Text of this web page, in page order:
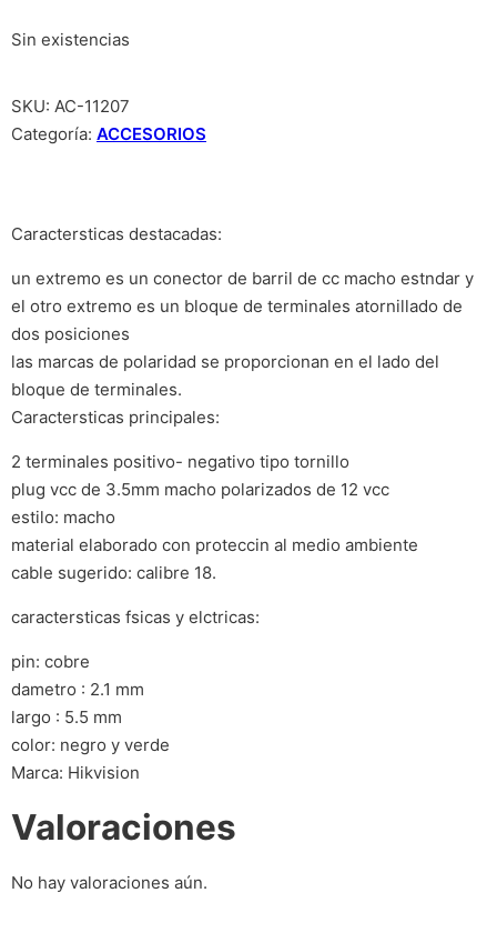
Sin existencias
SKU: AC-11207
Categoría: ACCESORIOS
Caractersticas destacadas:
un extremo es un conector de barril de cc macho estndar y
el otro extremo es un bloque de terminales atornillado de
dos posiciones
las marcas de polaridad se proporcionan en el lado del
bloque de terminales.
Caractersticas principales:
2 terminales positivo- negativo tipo tornillo
plug vcc de 3.5mm macho polarizados de 12 vcc
estilo: macho
material elaborado con proteccin al medio ambiente
cable sugerido: calibre 18.
caractersticas fsicas y elctricas:
pin: cobre
dametro : 2.1 mm
largo : 5.5 mm
color: negro y verde
Marca: Hikvision
Valoraciones
No hay valoraciones aún.